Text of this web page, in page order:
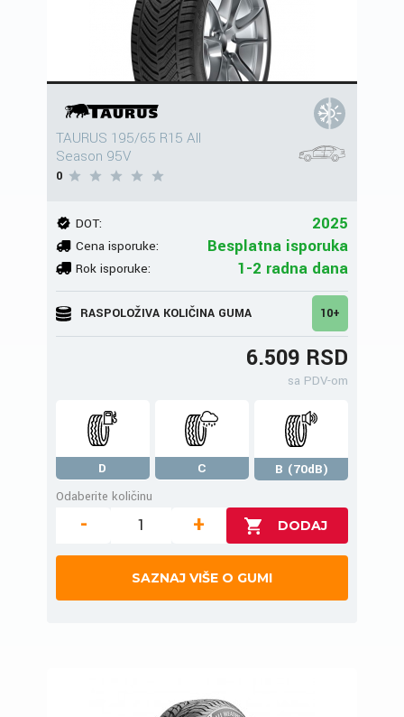
TAURUS 195/65 R15 All
Season 95V
0
DOT: 2025
Cena isporuke: Besplatna isporuka
Rok isporuke: 1-2 radna dana
RASPOLOŽIVA KOLIČINA GUMA 10+
6.509 RSD
sa PDV-om
D C
B (70dB)
Odaberite količinu
- +
SAZNAJ VIŠE O GUMI